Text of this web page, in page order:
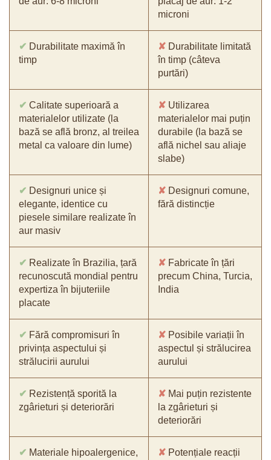
microni
✔ Durabilitate maximă în
timp
✘ Durabilitate limitată
în timp (câteva
purtări)
✔ Calitate superioară a
materialelor utilizate (la
bază se află bronz, al treilea
metal ca valoare din lume)
✘ Utilizarea
materialelor mai puțin
durabile (la bază se
află nichel sau aliaje
slabe)
✔ Designuri unice și
elegante, identice cu
piesele similare realizate în
aur masiv
✘ Designuri comune,
fără distincție
✔ Realizate în Brazilia, țară
recunoscută mondial pentru
expertiza în bijuteriile
placate
✘ Fabricate în țări
precum China, Turcia,
India
✔ Fără compromisuri în
privința aspectului și
strălucirii aurului
✘ Posibile variații în
aspectul și strălucirea
aurului
✔ Rezistență sporită la
zgârieturi și deteriorări
✘ Mai puțin rezistente
la zgârieturi și
deteriorări
✔ Materiale hipoalergenice,
✘ Potențiale reacții